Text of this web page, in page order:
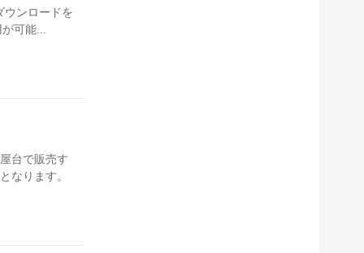
ウンロードを
可能...
台で販売す
なります。